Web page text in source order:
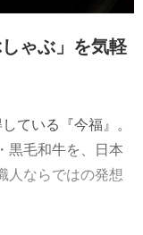
ゃぶ」を気軽
ている『今福』。
黒毛和牛を、日本
人ならではの発想